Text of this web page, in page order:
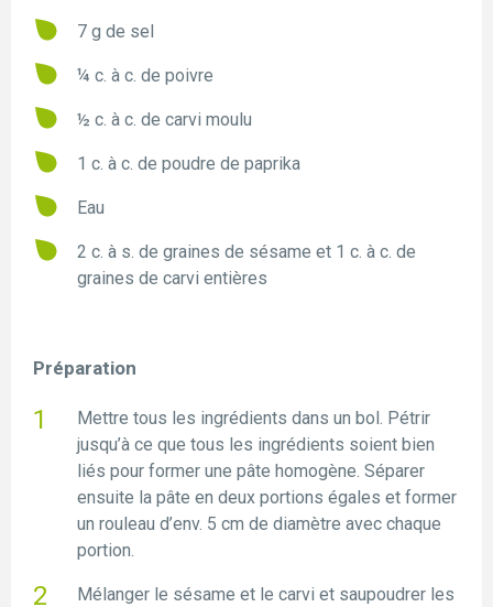
7 g de sel
¼ c. à c. de poivre
½ c. à c. de carvi moulu
1 c. à c. de poudre de paprika
Eau
2 c. à s. de graines de sésame et 1 c. à c. de
graines de carvi entières
Préparation
Mettre tous les ingrédients dans un bol. Pétrir
jusqu’à ce que tous les ingrédients soient bien
liés pour former une pâte homogène. Séparer
ensuite la pâte en deux portions égales et former
un rouleau d’env. 5 cm de diamètre avec chaque
portion.
Mélanger le sésame et le carvi et saupoudrer les